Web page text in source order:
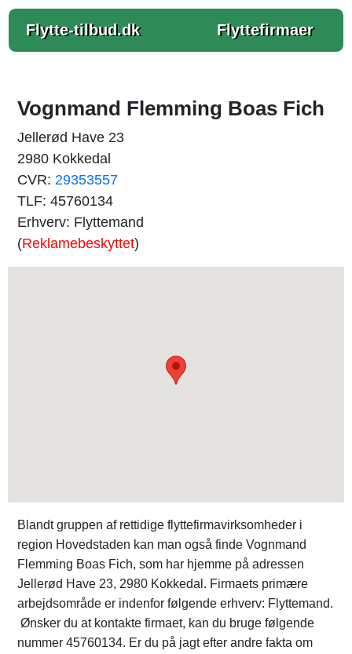
Flytte-tilbud.dk Flyttefirmaer
Vognmand Flemming Boas Fich
Jellerød Have 23
2980 Kokkedal
CVR: 29353557
TLF: 45760134
Erhverv: Flyttemand
(Reklamebeskyttet)
Blandt gruppen af rettidige flyttefirmavirksomheder i
region Hovedstaden kan man også finde Vognmand
Flemming Boas Fich, som har hjemme på adressen
Jellerød Have 23, 2980 Kokkedal. Firmaets primære
arbejdsområde er indenfor følgende erhverv: Flyttemand.
Ønsker du at kontakte firmaet, kan du bruge følgende
nummer 45760134. Er du på jagt efter andre fakta om